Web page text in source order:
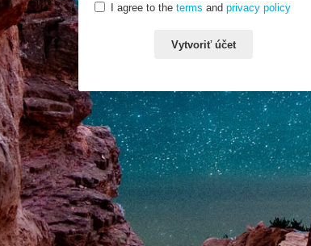
I agree to the terms and privacy policy
Vytvoriť účet